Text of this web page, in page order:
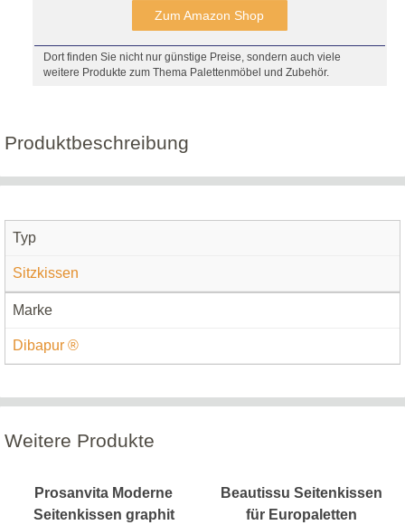
Zum Amazon Shop
Dort finden Sie nicht nur günstige Preise, sondern auch viele
weitere Produkte zum Thema Palettenmöbel und Zubehör.
Produktbeschreibung
Typ
Sitzkissen
Marke
Dibapur ®
Weitere Produkte
Prosanvita Moderne
Seitenkissen graphit
Beautissu Seitenkissen
für Europaletten